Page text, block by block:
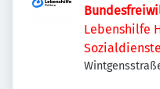
Lebenshilfe